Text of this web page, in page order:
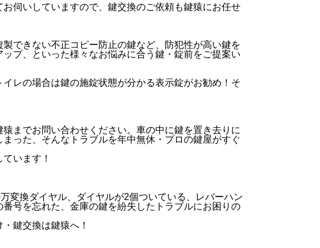
伺いしていますので、鍵交換のご依頼も鍵猿にお任せ
できない不正コピー防止の鍵など、防犯性が高い鍵を
プ、といった様々なお悩みに合う鍵・錠前をご提案い
レの場合は鍵の施錠状態が分かる表示錠がお勧め！そ
までお問い合わせください。車の中に鍵を置き去りに
った、そんなトラブルを年中無休・プロの鍵屋がすぐ
います！
変換ダイヤル、ダイヤルが2個ついている、レバーハン
号を忘れた、金庫の鍵を紛失したトラブルにお困りの
鍵交換は鍵猿へ！